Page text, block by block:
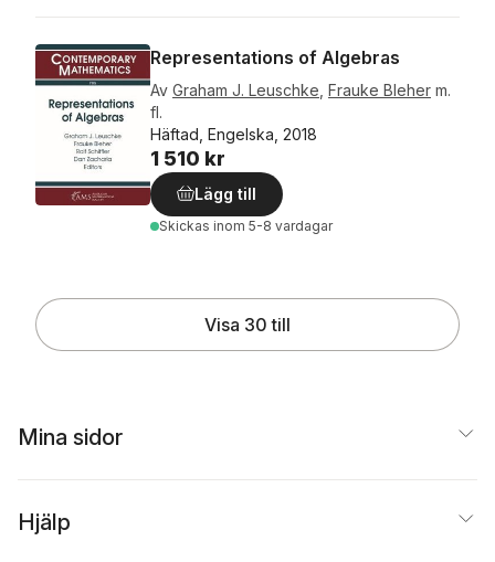
Representations of Algebras
Av Graham J. Leuschke Frauke Bleher m.
fl.
Häftad, Engelska, 2018
1 510 kr
Lägg till
Skickas inom 5-8 vardagar
Visa 30 till
Mina sidor
Hjälp